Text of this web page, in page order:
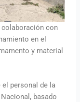
colaboración con
en el
y material
personal de la
basado